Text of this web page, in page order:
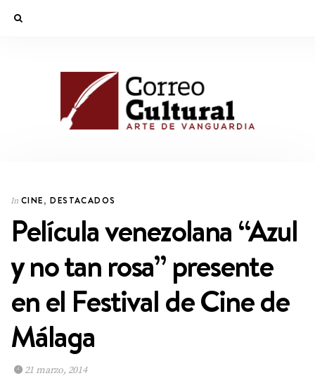
In CINE,DESTACADOS
Película venezolana “Azul
y no tan rosa” presente
en el Festival de Cine de
Málaga
21 marzo, 2014